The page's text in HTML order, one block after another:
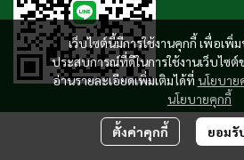
เว็บไซต์นี้มีการใช้งานคุกกี้ เพื่อเพิ่
ประสบการณ์ที่ดีในการใช้งานเว็บไซ
อ่านรายละเอียดเพิ่มเติมได้ที่ นโยบาย
นโยบายคุกกี้
ตั้งค่าคุกกี้ ยอมรั